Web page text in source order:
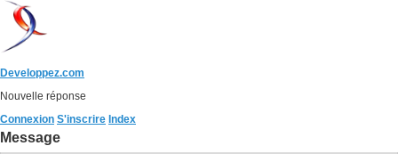
Developpez.com
Nouvelle réponse
Connexion S'inscrire Index
Message